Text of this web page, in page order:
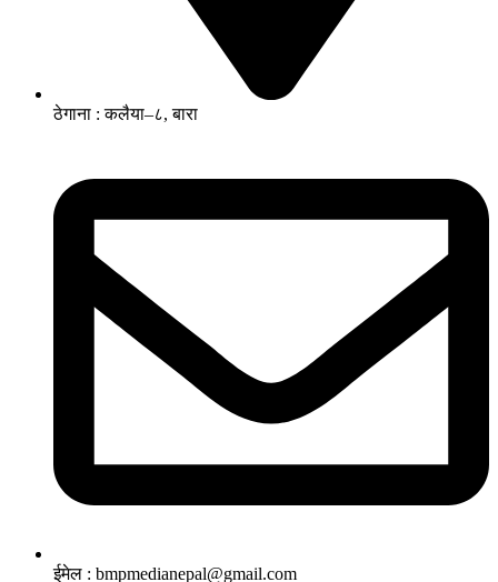
ठेगाना : कलैया–८, बारा
ईमेल : bmpmedianepal@gmail.com